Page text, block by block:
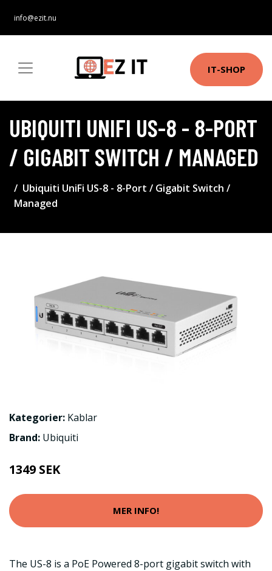
info@ezit.nu
IT-SHOP
UBIQUITI UNIFI US-8 - 8-PORT
/ GIGABIT SWITCH / MANAGED
Ubiquiti UniFi US-8 - 8-Port / Gigabit Switch /
Managed
Kategorier: Kablar
Brand: Ubiquiti
1349 SEK
MER INFO!
The US-8 is a PoE Powered 8-port gigabit switch with